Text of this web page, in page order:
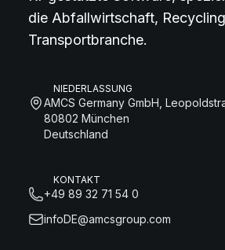
die Abfallwirtschaft,
Transportbranche.
NIEDERLASSUNG
AMCS Germany GmbH,
80802 München
Deutschland
KONTAKT
+49 89 32 71 54 0
infoDE@amcsgroup.com